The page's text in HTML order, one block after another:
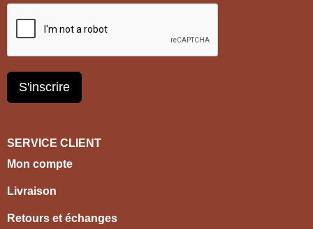
S'inscrire
SERVICE CLIENT
Mon compte
Livraison
Retours et échanges